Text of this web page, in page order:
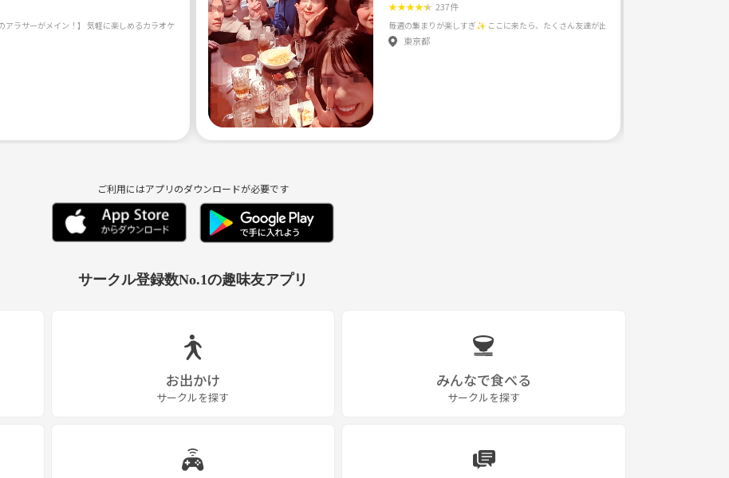
【25~35才のアラサーがメイン！】 気軽に楽しめるカラオケサークル☺️ 保険・不動産・MLM等、営業目的の方は🆖 みんなが気軽にたのしめる会にしましょう✨
★★★★★ 237件
東京都
ご利用にはアプリのダウンロードが必要です
サークル登録数No.1の趣味友アプリ
お出かけ
サークルを探す
みんなで食べる
サークルを探す